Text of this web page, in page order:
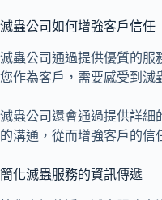
滅蟲公司如何增強客戶信任
滅蟲公司通過提供優質的服
您作為客戶，需要感受到滅
滅蟲公司還會通過提供詳細
的溝通，從而增強客戶的信
簡化滅蟲服務的資訊傳遞